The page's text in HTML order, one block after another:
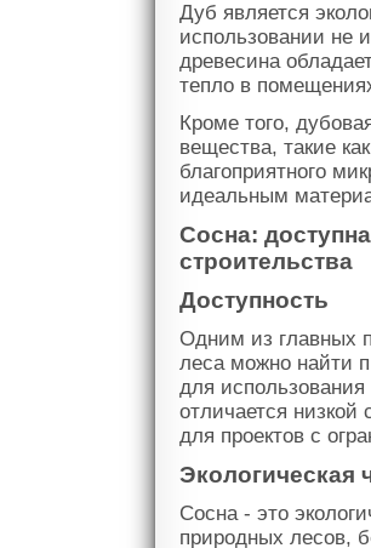
Дуб является
использовании не
древесина
тепло в
Кроме того,
вещества, такие
благоприятного
идеальным
Сосна:
строительства
Доступность
Одним из главных
леса можно найти
для использования
отличается
для проектов с
Экологическая
Сосна - это
природных лесов,